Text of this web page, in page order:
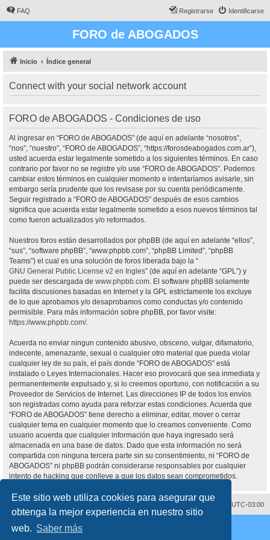
Este sitio web utiliza cookies para asegurar que
obtenga la mejor experiencia en nuestro sitio
web. Saber más
FAQ Identificarse
Registrarse
FORO de ABOGADOS
Inicio Índice general
Connect with your social network account
FORO de ABOGADOS - Condiciones de uso
Al ingresar en “FORO de ABOGADOS” (de aquí en adelante “nosotros”,
“nos”, “nuestro”, “FORO de ABOGADOS”, “https://forosdeabogados.com.ar”),
usted acuerda estar legalmente sometido a los siguientes términos. En caso
contrario por favor no se registre y/o use “FORO de ABOGADOS”. Podemos
cambiar estos términos en cualquier momento e intentaríamos avisarle, sin
embargo sería prudente que los revisase por su cuenta periódicamente.
Seguir registrado a “FORO de ABOGADOS” después de esos cambios
significa que acuerda estar legalmente sometido a esos nuevos términos tal
como fueron actualizados y/o reformados.
Nuestros foros están desarrollados por phpBB (de aquí en adelante “ellos”,
“sus”, “software phpBB”, “www.phpbb.com”, “phpBB Limited”, “phpBB
Teams”) el cual es una solución de foros liberada bajo la “
GNU General Public License v2 en Ingles” (de aquí en adelante “GPL”) y
puede ser descargada de www.phpbb.com. El software phpBB solamente
facilita discusiones basadas en Internet y la GPL estrictamente los excluye
de lo que aprobamos y/o desaprobamos como conductas y/o contenido
permisible. Para más información sobre phpBB, por favor visite:
https://www.phpbb.com/.
Acuerda no enviar ningun contenido abusivo, obsceno, vulgar, difamatorio,
indecente, amenazante, sexual o cualquier otro material que pueda violar
cualquier ley de su país, el país donde “FORO de ABOGADOS” está
instalado o Leyes Internacionales. Hacer eso provocará que sea inmediata y
permanentemente expulsado y, si lo creemos oportuno, con notificación a su
Proveedor de Servicios de Internet. Las direcciones IP de todos los envíos
son registradas como ayuda para reforzar estas condiciones. Acuerda que
“FORO de ABOGADOS” tiene derecho a eliminar, editar, mover o cerrar
cualquier tema en cualquier momento que lo creamos conveniente. Como
usuario acuerda que cualquier información que haya ingresado será
almacenada en una base de datos. Dado que esta información no será
compartida con ninguna tercera parte sin su consentimiento, ni “FORO de
ABOGADOS” ni phpBB podrán considerarse responsables por cualquier
intento de hacking que conlleve a que los datos sean comprometidos.
Todos los horarios son UTC-03:00
Borrar cookies
Desarrollado por
® Forum Software © phpBB Limited
Traducción al español porphpBB España